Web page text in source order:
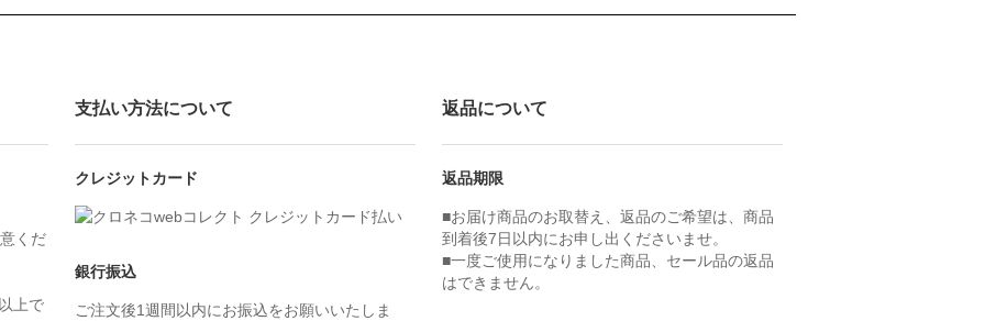
くだ
上で
支払い方法について
クレジットカード
銀行振込
ご注文後1週間以内にお振込をお願いいたしま
返品について
返品期限
■お届け商品のお取替え、返品のご希望は、商品
到着後7日以内にお申し出くださいませ。
■一度ご使用になりました商品、セール品の返品
はできません。